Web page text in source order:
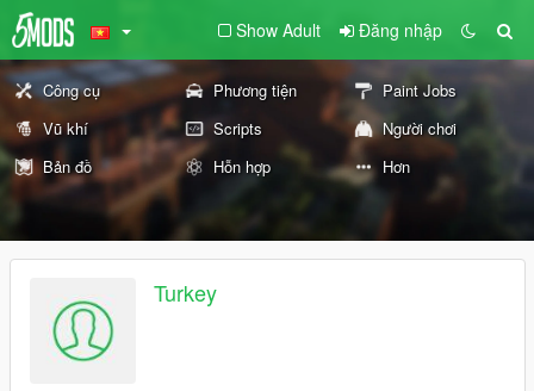
Show Adult Đăng nhập
Công cụ Phương tiện
Paint Jobs
Vũ khí
Scripts
Người chơi
Bản đồ
Hỗn hợp Hơn
Turkey